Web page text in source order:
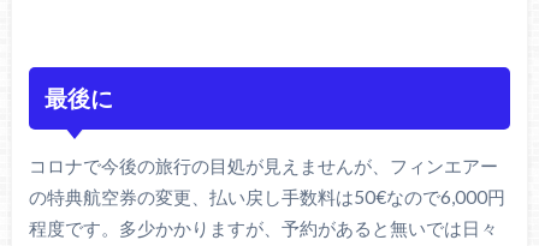
最後に
コロナで今後の旅行の目処が見えませんが、フィンエアー
の特典航空券の変更、払い戻し手数料は50€なので6,000円
程度です。多少かかりますが、予約があると無いでは日々